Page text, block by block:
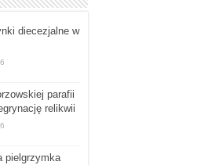
diecezjalne w
parafii
relikwii
pielgrzymka